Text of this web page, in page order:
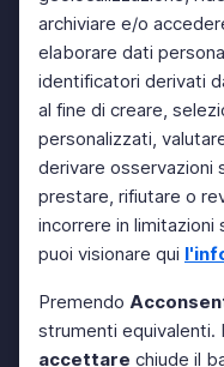
archiviare e/o
elaborare dati
identificatori derivati
al fine di creare,
personalizzati,
derivare osservazioni
prestare, rifiutare o
incorrere in limitazioni
puoi visionare qui
Premendo
strumenti equivalenti.
accettare chiude il